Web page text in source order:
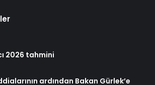
2026 tahmini
ardından Bakan Gürlek’e